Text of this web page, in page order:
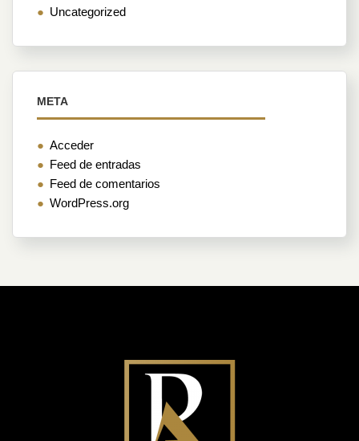
Uncategorized
META
Acceder
Feed de entradas
Feed de comentarios
WordPress.org